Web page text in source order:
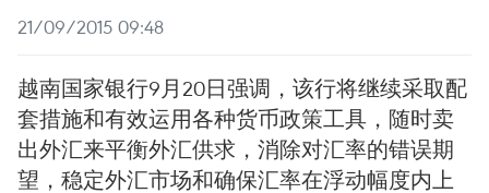
21/09/2015 09:48
越南国家银行9月20日强调，该行将继续采取配
套措施和有效运用各种货币政策工具，随时卖
出外汇来平衡外汇供求，消除对汇率的错误期
望，稳定外汇市场和确保汇率在浮动幅度内上